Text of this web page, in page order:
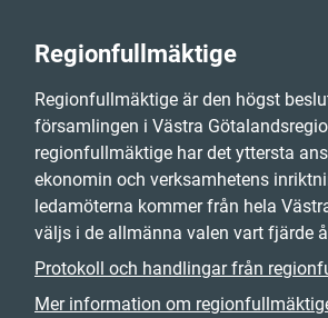
Regionfullmäktige
Regionfullmäktige är den högst
församlingen i Västra
regionfullmäktige har det yttersta
ekonomin och verksamhetens
ledamöterna kommer från hela
väljs i de allmänna valen vart fjärde
Protokoll och handlingar från
Mer information om